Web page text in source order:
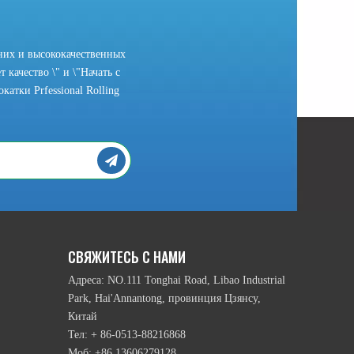
и высококачественных
качество \" и \"Начать с
Prfessional Rolling
СВЯЖИТЕСЬ С НАМИ
Адреса: NO.111 Tonghai Road, Libao Industrial
Park, Hai'Annantong, провинция Цзянсу,
Китай
Тел: + 86-0513-88216868